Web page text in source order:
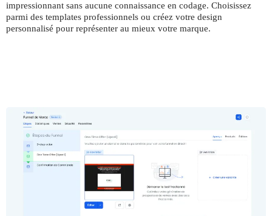
impressionnant sans aucune connaissance en codage. Choisissez
parmi des templates professionnels ou créez votre design
personnalisé pour représenter au mieux votre marque.